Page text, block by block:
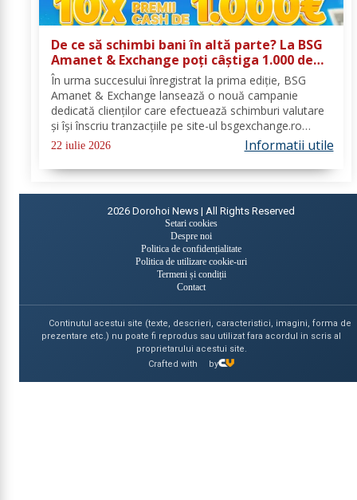
De ce să schimbi bani în altă parte? La BSG
Amanet & Exchange poți câștiga 1.000 de
euro cash!
În urma succesului înregistrat la prima ediție, BSG
Amanet & Exchange lansează o nouă campanie
dedicată clienților care efectuează schimburi valutare
și își înscriu tranzacțiile pe site-ul bsgexchange.ro
Operațiunile pot fi realizate în agenții în perioada 20
22 iulie 2026 Informatii utile
2026 Dorohoi News | All Rights Reserved
Setari cookies
Despre noi
Politica de confidențialitate
Politica de utilizare cookie-uri
Termeni și condiții
Contact
Continutul acestui site (texte, descrieri, caracteristici, imagini, forma de
prezentare etc.) nu poate fi reprodus sau utilizat fara acordul in scris al
proprietarului acestui site.
Crafted with
by